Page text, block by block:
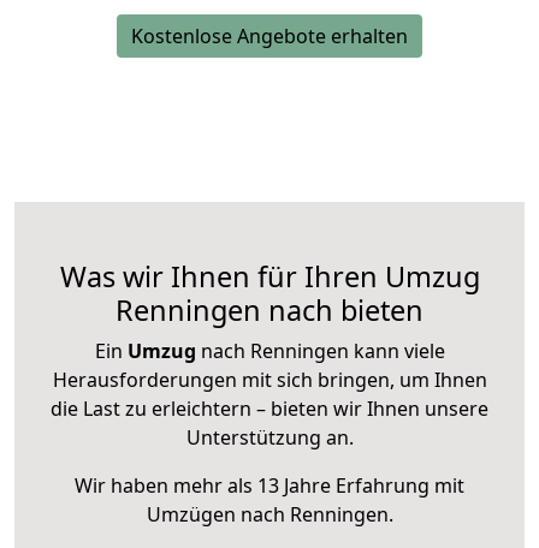
Kostenlose Angebote erhalten
Was wir Ihnen für Ihren Umzug
Renningen nach bieten
Ein Umzug nach Renningen kann viele
Herausforderungen mit sich bringen, um Ihnen
die Last zu erleichtern – bieten wir Ihnen unsere
Unterstützung an.
Wir haben mehr als 13 Jahre Erfahrung mit
Umzügen nach Renningen.